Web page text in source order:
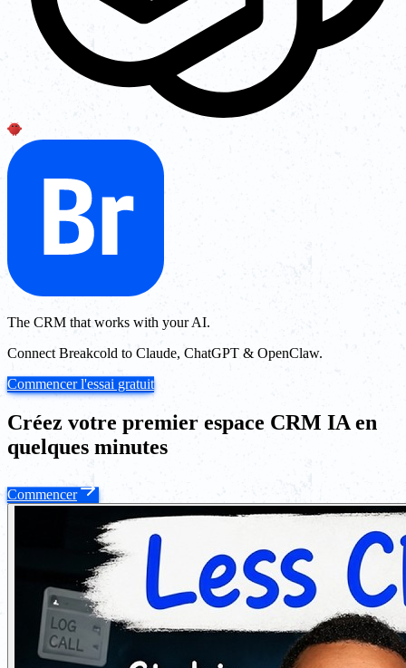
The CRM that works with your AI.
Connect Breakcold to Claude, ChatGPT & OpenClaw.
Commencer l'essai gratuit
Créez votre premier espace CRM IA en
quelques minutes
Commencer